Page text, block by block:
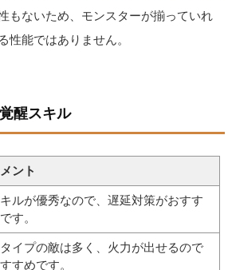
もないため、モンスターが揃っていれ
性能ではありません。
醒スキル
ント
ルが優秀なので、遅延対策がおすす
す。
イプの敵は多く、火力が出せるので
すめです。